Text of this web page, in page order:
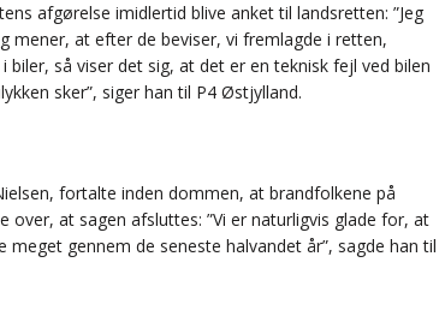
afgørelse imidlertid blive anket til landsretten: ”Jeg
mener, at efter de beviser, vi fremlagde i retten,
så viser det sig, at det er en teknisk fejl ved bilen
sker”, siger han til P4 Østjylland.
fortalte inden dommen, at brandfolkene på
at sagen afsluttes: ”Vi er naturligvis glade for, at
gennem de seneste halvandet år”, sagde han til